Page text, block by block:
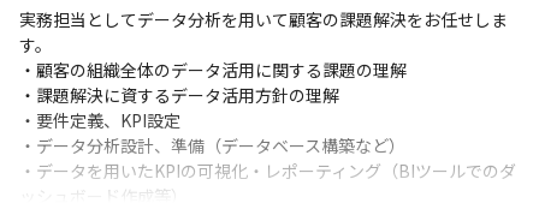
実務担当としてデータ分析を用いて顧客の課題解決をお任せしま
す。
・顧客の組織全体のデータ活用に関する課題の理解
・課題解決に資するデータ活用方針の理解
・要件定義、KPI設定
・データ分析設計、準備（データベース構築など）
・データを用いたKPIの可視化・レポーティング（BIツールでのダ
ッシュボード作成等）